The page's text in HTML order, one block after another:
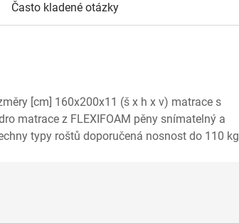
Často kladené otázky
[cm] 160x200x11 (š x h x v) matrace s
matrace z FLEXIFOAM pěny snímatelný a
typy roštů doporučená nosnost do 110 kg